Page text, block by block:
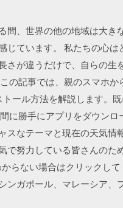
間、世界の他の地域は大
じています。 私たちの心
さが違うだけで、自らの
の記事では、親のスマホ
ール方法を解説します。
に勝手にアプリをダウン
スなテーマと現在の天気
で努力している皆さんの
らない場合はクリックし
ンガポール、マレーシア、